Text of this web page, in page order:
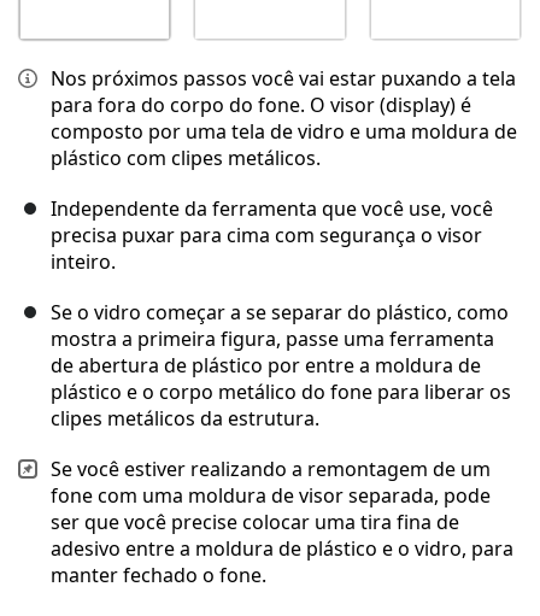
Nos próximos passos você vai estar puxando a tela
para fora do corpo do fone. O visor (display) é
composto por uma tela de vidro e uma moldura de
plástico com clipes metálicos.
Independente da ferramenta que você use, você
precisa puxar para cima com segurança o visor
inteiro.
Se o vidro começar a se separar do plástico, como
mostra a primeira figura, passe uma ferramenta
de abertura de plástico por entre a moldura de
plástico e o corpo metálico do fone para liberar os
clipes metálicos da estrutura.
Se você estiver realizando a remontagem de um
fone com uma moldura de visor separada, pode
ser que você precise colocar uma tira fina de
adesivo entre a moldura de plástico e o vidro, para
manter fechado o fone.